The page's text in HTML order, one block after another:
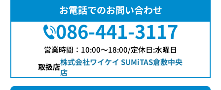
お電話でのお問い合わせ
086-441-3117
営業時間：10:00〜18:00/定休日:水曜日
取扱店株式会社ワイケイ SUMiTAS倉敷中央
店